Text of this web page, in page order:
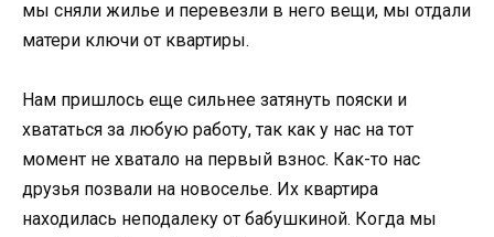
мы сняли жилье и перевезли в него вещи, мы отдали
матери ключи от квартиры.
Нам пришлось еще сильнее затянуть пояски и
хвататься за любую работу, так как у нас на тот
момент не хватало на первый взнос. Как-то нас
друзья позвали на новоселье. Их квартира
находилась неподалеку от бабушкиной. Когда мы